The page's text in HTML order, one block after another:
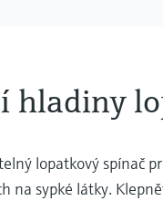
hladiny
lopatkový spínač
na sypké látky.